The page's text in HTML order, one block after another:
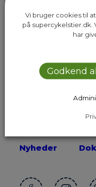
2300 København S
Send os en email
Nyheder
Vi bruger cookies til
på supercykelstier.dk.
har
Godkend